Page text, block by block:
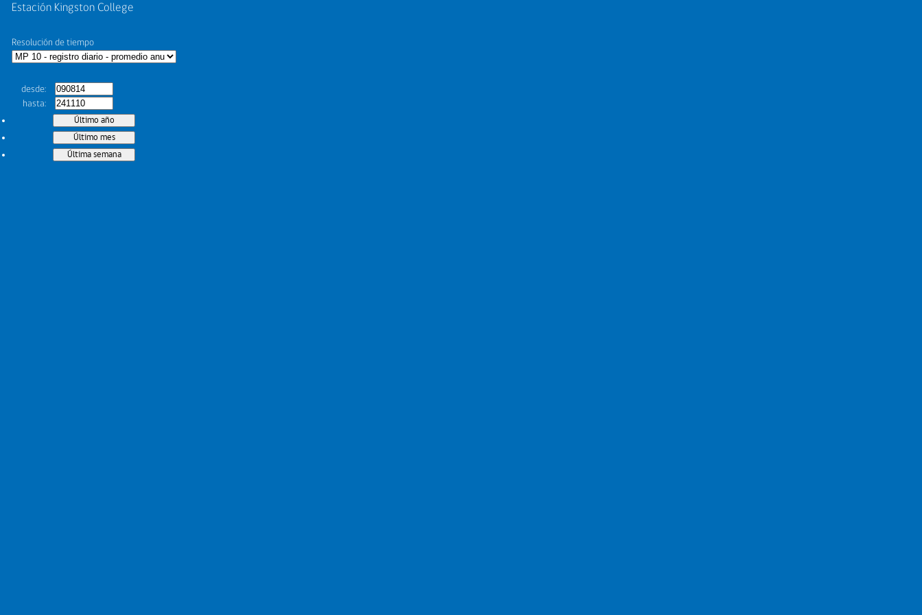
Estación Kingston College
Resolución de tiempo
desde
hasta